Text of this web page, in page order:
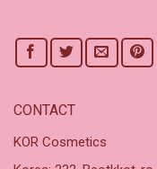
CONTACT
KOR Cosmetics